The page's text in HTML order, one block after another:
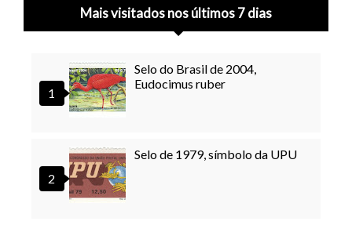
Mais visitados nos últimos 7 dias
Selo do Brasil de 2004,
Eudocimus ruber
Selo de 1979, símbolo da UPU